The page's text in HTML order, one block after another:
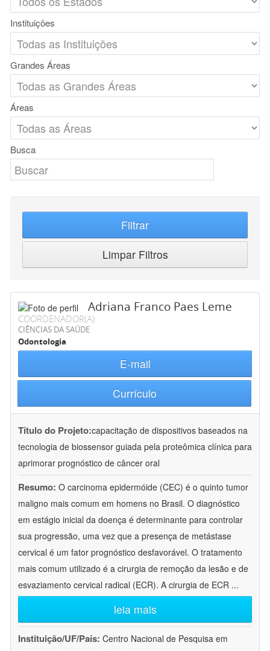
Instituições
Grandes Áreas
Áreas
Busca
Filtrar
Limpar Filtros
Adriana Franco Paes Leme
COORDENADOR(A)
CIÊNCIAS DA SAÚDE
Odontologia
E-mail
Currículo
Título do Projeto:capacitação de dispositivos baseados na
tecnologia de biossensor guiada pela proteômica clínica para
aprimorar prognóstico de câncer oral
Resumo: O carcinoma epidermóide (CEC) é o quinto tumor
maligno mais comum em homens no Brasil. O diagnóstico
em estágio inicial da doença é determinante para controlar
sua progressão, uma vez que a presença de metástase
cervical é um fator prognóstico desfavorável. O tratamento
mais comum utilizado é a cirurgia de remoção da lesão e de
esvaziamento cervical radical (ECR). A cirurgia de ECR ...
leia mais
Instituição/UF/País: Centro Nacional de Pesquisa em